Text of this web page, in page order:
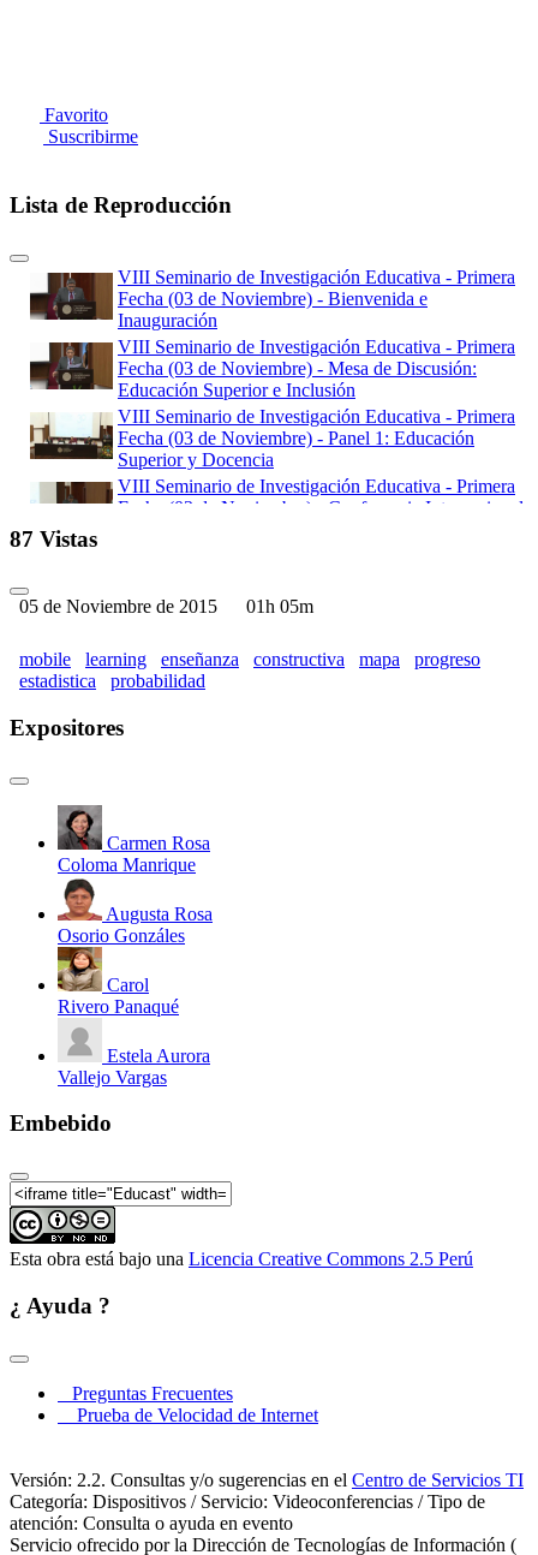
Favorito
Suscribirme
Lista de Reproducción
VIII Seminario de Investigación Educativa - Primera
Fecha (03 de Noviembre) - Bienvenida e
Inauguración
VIII Seminario de Investigación Educativa - Primera
Fecha (03 de Noviembre) - Mesa de Discusión:
Educación Superior e Inclusión
VIII Seminario de Investigación Educativa - Primera
Fecha (03 de Noviembre) - Panel 1: Educación
Superior y Docencia
VIII Seminario de Investigación Educativa - Primera
Fecha (03 de Noviembre) - Conferencia Internacional
Cultura Investigadora
Formas de Aprendizaje
VIII Seminario de Investigación Educativa - Segunda
Orientación Educativa
VIII Seminario de Investigación Educativa - Tercera
Fecha (05 de Noviembre) - Mesa de discusión 2:
Producción Científica en la Educación
VIII Seminario de Investigación Educativa - Tercera
Fecha (05 de Noviembre) - Panel 5: Didácticas
Específicas
VIII Seminario de Investigación Educativa - Tercera
Fecha (05 de Noviembre) - Panel 6: Sociedad
Educadora
Fecha (05 de Noviembre) - Conferencia Internacional
III
87 Vistas
05 de Noviembre de 2015 01h 05m
mobile learning enseñanza constructiva mapa
progreso
estadistica
probabilidad
Expositores
Carmen Rosa
Coloma Manrique
Augusta Rosa
Osorio Gonzáles
Carol
Rivero Panaqué
Estela Aurora
Vallejo Vargas
Embebido
Esta obra está bajo una Licencia Creative Commons 2.5 Perú
¿ Ayuda ?
Preguntas Frecuentes
Prueba de Velocidad de Internet
Versión: 2.2. Consultas y/o sugerencias en el Centro de Servicios TI
Categoría: Dispositivos / Servicio: Videoconferencias / Tipo de
atención: Consulta o ayuda en evento
Servicio ofrecido por la Dirección de Tecnologías de Información (